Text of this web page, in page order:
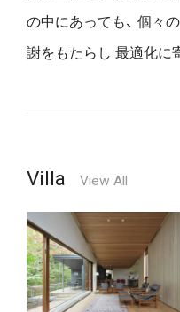
の中にあっても、 個々
謝をもたらし 最適化に
Villa View All